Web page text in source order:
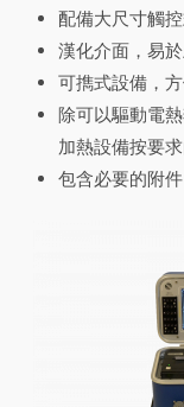
配備大尺寸觸
漢化介面，易
可擕式設備，
除可以驅動電
加熱設備按要
包含必要的附件